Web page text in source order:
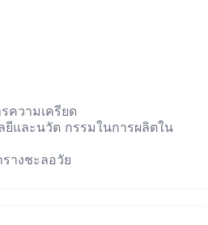
ความเครียด
และนวัต กรรมในการผลิตใน
างชะลอวัย